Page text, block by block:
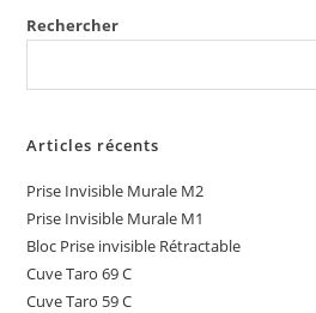
Rechercher
Articles récents
Prise Invisible Murale M2
Prise Invisible Murale M1
Bloc Prise invisible Rétractable
Cuve Taro 69 C
Cuve Taro 59 C